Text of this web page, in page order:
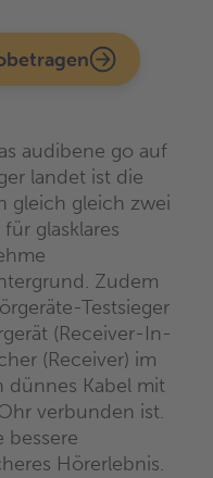
audibene go auf
landet ist die
gleich gleich zwei
glasklares
Zudem
Testsieger
(Receiver-In-
(Receiver) im
dünnes Kabel mit
verbunden ist.
bessere
Hörerlebnis.